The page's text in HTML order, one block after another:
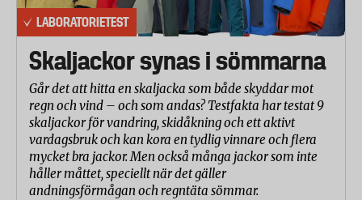
LABORATORIETEST
Skaljackor synas i sömmarna
Går det att hitta en skaljacka som både skyddar mot
regn och vind – och som andas? Testfakta har testat 9
skaljackor för vandring, skidåkning och ett aktivt
vardagsbruk och kan kora en tydlig vinnare och flera
mycket bra jackor. Men också många jackor som inte
håller måttet, speciellt när det gäller
andningsförmågan och regntäta sömmar.